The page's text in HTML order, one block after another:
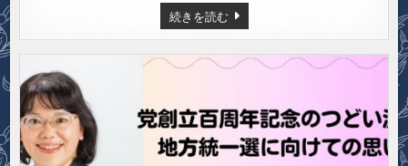
続きを読む【動
画】
川
口
市
議
員
板
橋
ひ